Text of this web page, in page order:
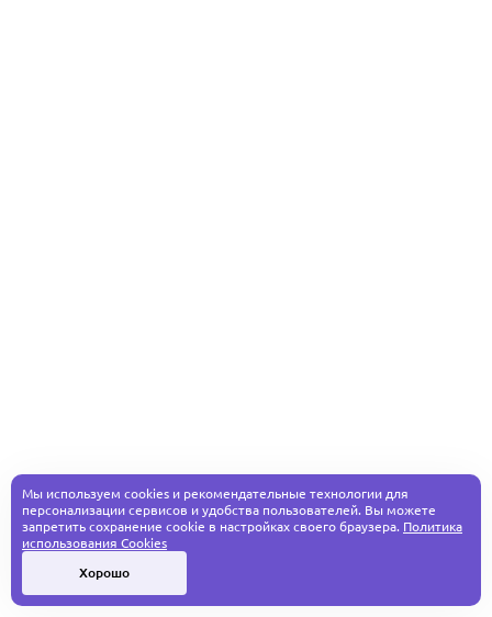
Мы используем cookies и рекомендательные технологии для
персонализации сервисов и удобства пользователей. Вы можете
запретить сохранение cookie в настройках своего браузера. Политика
использования Cookies
Хорошо